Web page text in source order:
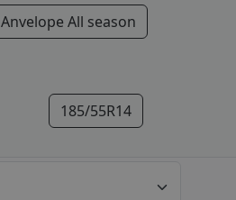
Anvelope All season
185/55R14